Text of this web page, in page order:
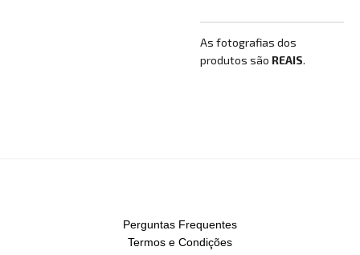
As fotografias dos
produtos são REAIS.
Perguntas Frequentes
Termos e Condições